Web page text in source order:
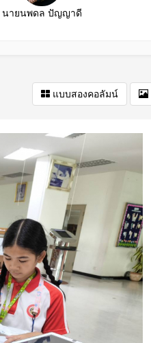
นายนพดล ปัญญาดี
แบบสองคอลัมน์